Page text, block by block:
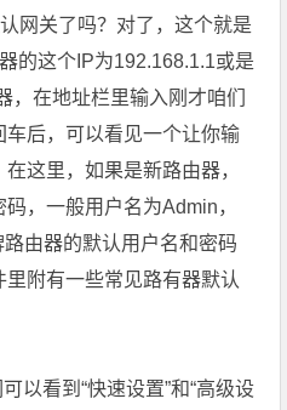
网关了吗？对了，这个就是
的这个IP为192.168.1.1或是
，在地址栏里输入刚才咱们
后，可以看见一个让你输
这里，如果是新路由器，
，一般用户名为Admin，
由器的默认用户名和密码
附有一些常见路有器默认
以看到“快速设置”和“高级设